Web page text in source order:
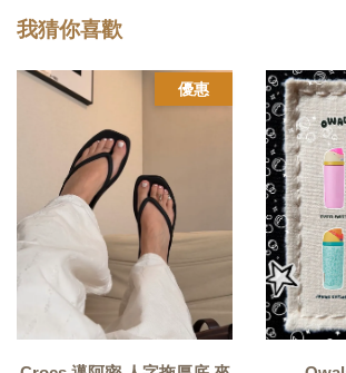
我猜你喜歡
優惠